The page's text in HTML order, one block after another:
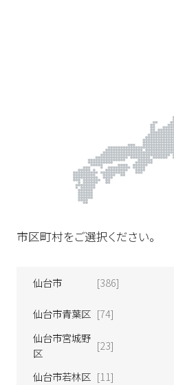
市区町村をご選択ください。
仙台市 [386]
仙台市青葉区 [74]
仙台市宮城野
区
[23]
仙台市若林区 [11]